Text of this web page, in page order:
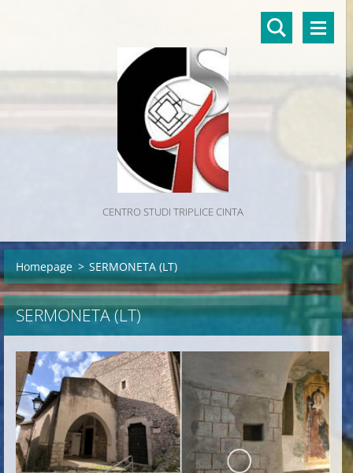
CENTRO STUDI TRIPLICE CINTA
Homepage > SERMONETA (LT)
SERMONETA (LT)